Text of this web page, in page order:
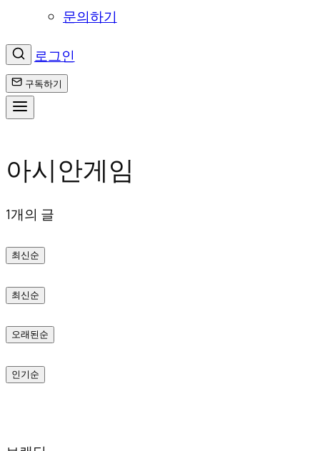
문의하기
로그인
구독하기
텐
로
로
가
아시안게임
1개의 글
최신순
최신순
오래된순
인기순